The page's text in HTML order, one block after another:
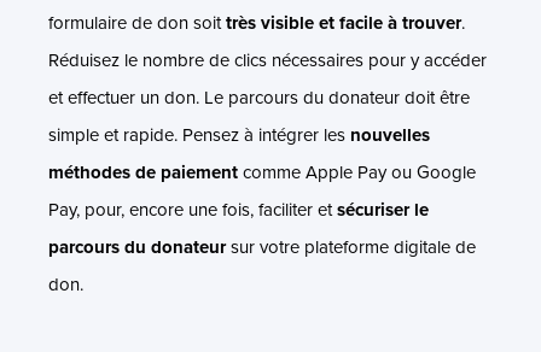
formulaire de don soittrès visible et facile à trouver.
Réduisez le nombre de clics nécessaires pour y accéder
et effectuer un don. Le parcours du donateur doit être
simple et rapide. Pensez à intégrer les nouvelles
méthodes de paiementcomme Apple Pay ou Google
Pay, pour, encore une fois, faciliter etsécuriser le
parcours du donateursur votre plateforme digitale de
don.